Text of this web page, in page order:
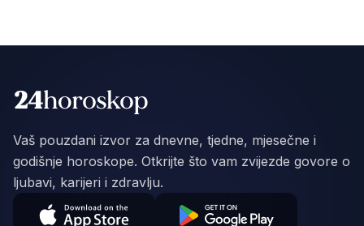
Vaš pouzdani izvor za dnevne, tjedne, mjesečne i
godišnje horoskope. Otkrijte što vam zvijezde govore o
ljubavi, karijeri i zdravlju.